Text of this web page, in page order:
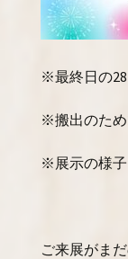
※最終日の
※搬出のた
※展示の様
ご来展がま